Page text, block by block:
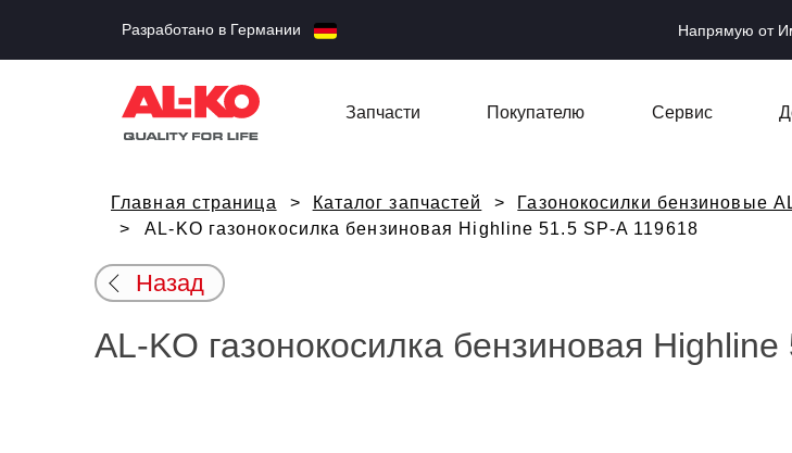
Разработано в Германии Напрямую от
Запчасти Покупателю Сервис
Главная страница Каталог запчастей
Газонокосилки бензиновые
AL-KO газонокосилка бензиновая Highline 51.5 SP-A 119618
Назад
AL-KO газонокосилка бензиновая